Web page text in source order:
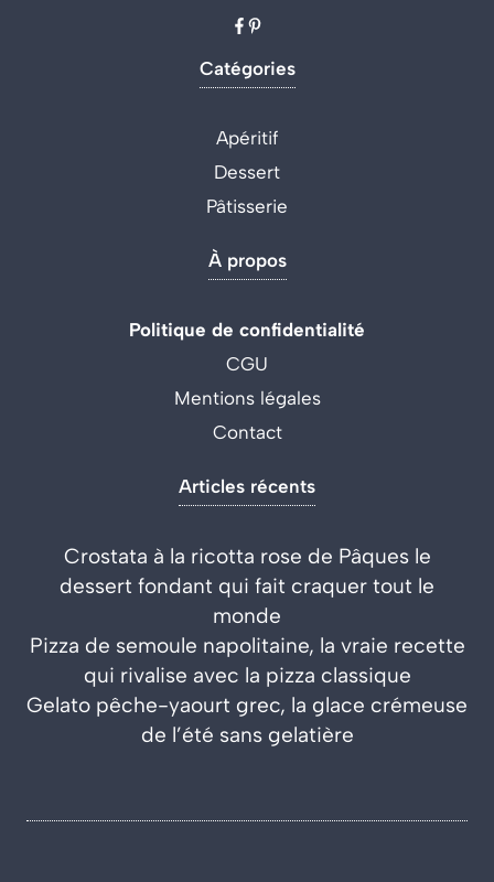
Catégories
Apéritif
Dessert
Pâtisserie
À propos
Politique de confidentialité
CGU
Mentions légales
Contact
Articles récents
Crostata à la ricotta rose de Pâques le
dessert fondant qui fait craquer tout le
monde
Pizza de semoule napolitaine, la vraie recette
qui rivalise avec la pizza classique
Gelato pêche-yaourt grec, la glace crémeuse
de l’été sans gelatière